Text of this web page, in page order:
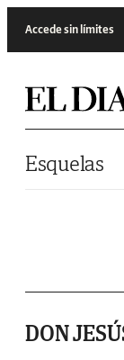
Accede sin límites
Esquelas
DON